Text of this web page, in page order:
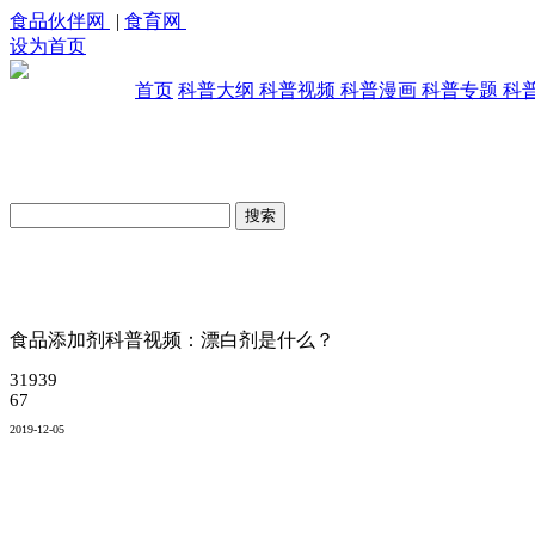
食品伙伴网 | 食育网
设为首页
首页 科普大纲 科普视频 科普漫画 科普专题 科
食品添加剂科普视频：漂白剂是什么？
31939
67
2019-12-05